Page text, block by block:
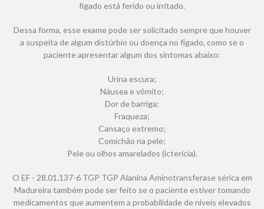
fígado está ferido ou irritado.
Dessa forma, esse exame pode ser solicitado sempre que houver
a suspeita de algum distúrbio ou doença no fígado, como se o
paciente apresentar algum dos sintomas abaixo:
Urina escura;
Náusea e vômito;
Dor de barriga;
Fraqueza;
Cansaço extremo;
Comichão na pele;
Pele ou olhos amarelados (icterícia).
O EF - 28.01.137-6 TGP TGP Alanina Aminotransferase sérica em
Madureira também pode ser feito se o paciente estiver tomando
medicamentos que aumentem a probabilidade de níveis elevados